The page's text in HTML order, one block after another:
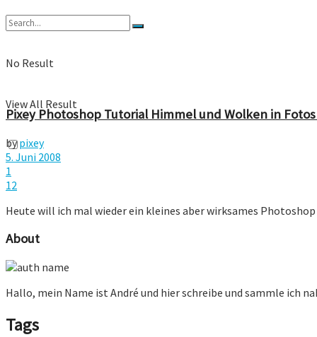
No Result
View All Result
Pixey Photoshop Tutorial Himmel und Wolken in
by pixey
5. Juni 2008
1
12
Heute will ich mal wieder ein kleines aber wirksames
About
Hallo, mein Name ist André und hier schreibe und sammle ich
Tags